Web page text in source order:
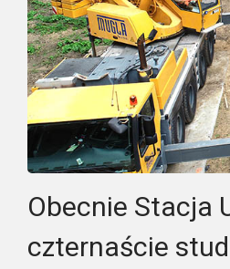
Obecnie Stacja
czternaście